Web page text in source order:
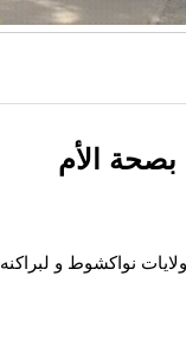
بصحة الأم
نواكشوط و لبراكنه